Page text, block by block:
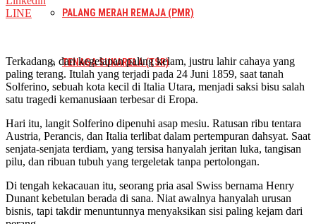
PALANG MERAH REMAJA (PMR)
TENAGA SUKARELA (TSR)
LINE
Terkadang, dari kegelapan paling kelam, justru lahir cahaya yang
paling terang. Itulah yang terjadi pada 24 Juni 1859, saat tanah
Solferino, sebuah kota kecil di Italia Utara, menjadi saksi bisu salah
satu tragedi kemanusiaan terbesar di Eropa.
Hari itu, langit Solferino dipenuhi asap mesiu. Ratusan ribu tentara
Austria, Perancis, dan Italia terlibat dalam pertempuran dahsyat. Saat
senjata-senjata terdiam, yang tersisa hanyalah jeritan luka, tangisan
pilu, dan ribuan tubuh yang tergeletak tanpa pertolongan.
Di tengah kekacauan itu, seorang pria asal Swiss bernama Henry
Dunant kebetulan berada di sana. Niat awalnya hanyalah urusan
bisnis, tapi takdir menuntunnya menyaksikan sisi paling kejam dari